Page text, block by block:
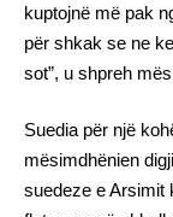
kuptojnë më pak
për shkak se ne
sot”, u shpreh
Suedia për një
mësimdhënien
suedeze e Arsimit